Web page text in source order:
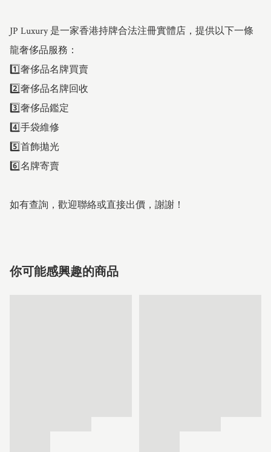
JP Luxury 是一家香港持牌合法注冊實體店，提供以下一條
龍奢侈品服務：
1️⃣奢侈品名牌買賣
2️⃣奢侈品名牌回收
3️⃣奢侈品鑑定
4️⃣手袋維修
5️⃣首飾拋光
6️⃣名牌寄賣
如有查詢，歡迎聯絡或直接出價，謝謝！
你可能感興趣的商品